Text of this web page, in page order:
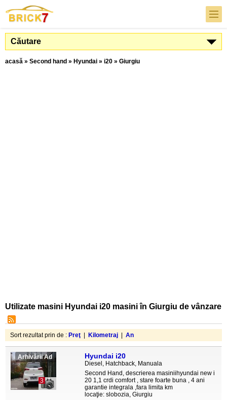
Căutare
acasă » Second hand » Hyundai » i20 » Giurgiu
Utilizate masini Hyundai i20 masini în Giurgiu de vânzare
Sort rezultat prin de : Preţ Kilometraj An
Arhivării Ad
3
Hyundai i20
Diesel, Hatchback, Manuala
Second Hand, descrierea masiniihyundai new i
20 1,1 crdi comfort , stare foarte buna , 4 ani
garantie integrala ,fara limita km
locaţie: slobozia, Giurgiu